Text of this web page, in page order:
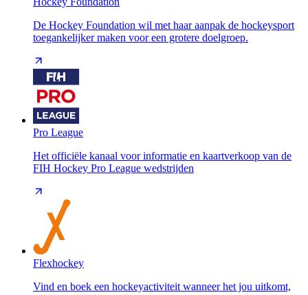
De Hockey Foundation wil met haar aanpak de hockeysport
toegankelijker maken voor een grotere doelgroep.
Pro League
Het officiële kanaal voor informatie en kaartverkoop van de
FIH Hockey Pro League wedstrijden
Flexhockey
Vind en boek een hockeyactiviteit wanneer het jou uitkomt,